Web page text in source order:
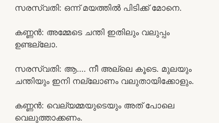
സരസ്വതി: ഒന്ന് മയത്തിൽ പിടിക്ക് മോനെ.
കണ്ണൻ: അമ്മേടെ ചന്തി ഇതിലും വലുപ്പം
ഉണ്ടല്ലോ.
സരസ്വതി: ആ…. നീ അല്ലെ കൂടെ. മുലയും
ചന്തിയും ഇനി നല്ലോണം വലുതായിക്കോളും.
കണ്ണൻ: വെല്യമ്മയുടെയും അത് പോലെ
വെലുത്താക്കണം.